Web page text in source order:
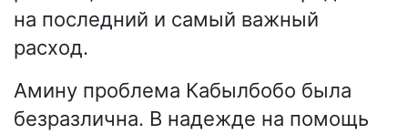
на последний и самый важный
расход.
Амину проблема Кабылбобо была
безразлична. В надежде на помощь